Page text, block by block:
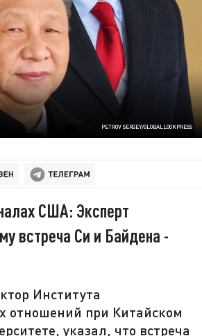
PETROV SERGEY/GLOBALLOOKPRESS
США: Эксперт
встреча Си и Байдена -
Института
отношений при Китайском
указал, что встреча